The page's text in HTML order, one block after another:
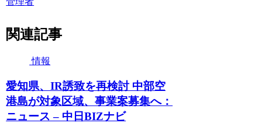
関連記事
情報
愛知県、IR誘致を再検討 中部空
港島が対象区域、事業案募集へ：
ニュース – 中日BIZナビ